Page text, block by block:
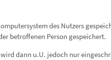
des Nutzers
betroffenen Person gespeichert.
dann u.U. jedoch nur